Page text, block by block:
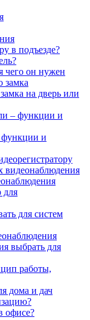
в подъезде?
чего он нужен
замка
на дверь или
– функции и
функции и
видеонаблюдения
для
для систем
выбрать для
работы,
дома и дач
офисе?